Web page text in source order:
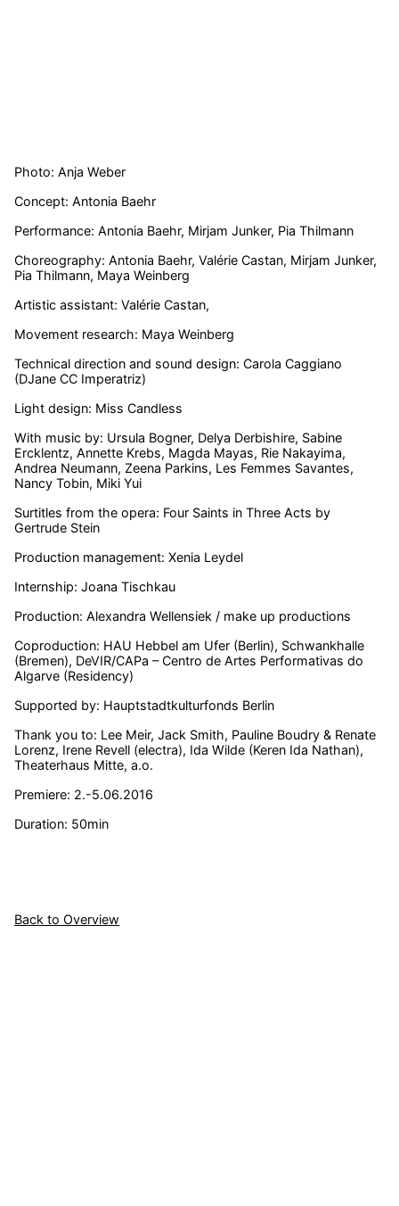
Photo: Anja Weber
Concept: Antonia Baehr
Performance: Antonia Baehr, Mirjam Junker, Pia Thilmann
Choreography: Antonia Baehr, Valérie Castan, Mirjam Junker,
Pia Thilmann, Maya Weinberg
Artistic assistant: Valérie Castan,
Movement research: Maya Weinberg
Technical direction and sound design: Carola Caggiano
(DJane CC Imperatriz)
Light design: Miss Candless
With music by: Ursula Bogner, Delya Derbishire, Sabine
Ercklentz, Annette Krebs, Magda Mayas, Rie Nakayima,
Andrea Neumann, Zeena Parkins, Les Femmes Savantes,
Nancy Tobin, Miki Yui
Surtitles from the opera: Four Saints in Three Acts by
Gertrude Stein
Production management: Xenia Leydel
Internship: Joana Tischkau
Production: Alexandra Wellensiek / make up productions
Coproduction: HAU Hebbel am Ufer (Berlin), Schwankhalle
(Bremen), DeVIR/CAPa – Centro de Artes Performativas do
Algarve (Residency)
Supported by: Hauptstadtkulturfonds Berlin
Thank you to: Lee Meir, Jack Smith, Pauline Boudry & Renate
Lorenz, Irene Revell (electra), Ida Wilde (Keren Ida Nathan),
Theaterhaus Mitte, a.o.
Premiere: 2.-5.06.2016
Duration: 50min
Back to Overview